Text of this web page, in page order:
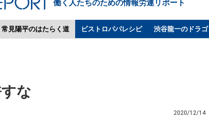
働く人たちのための情報労連リポート
常見陽平のはたらく道 ビストロパパレシピ 渋谷龍一のドラ
な
2020/12/14